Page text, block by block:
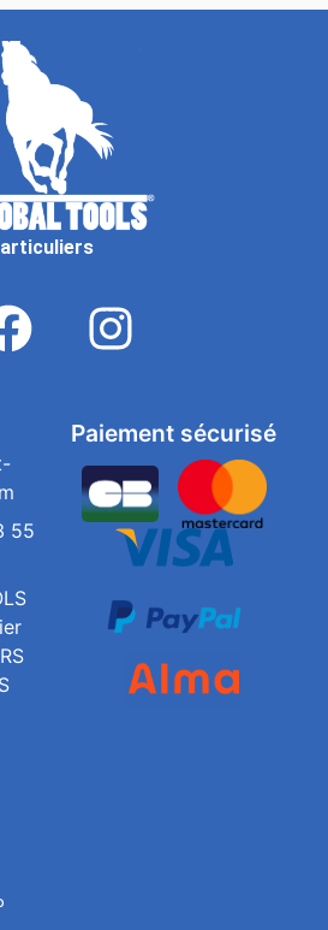
Paiement sécurisé
55